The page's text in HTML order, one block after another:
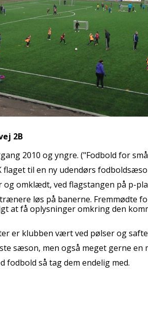
2B
2010 og yngre. ("Fodbold for
til en ny udendørs
og omklædt, ved flagstangen på p-
løs på banerne. Fremmødte
at få oplysninger omkring den
er klubben vært ved pølser og
sæson, men også meget gerne en
fodbold så tag dem endelig med.